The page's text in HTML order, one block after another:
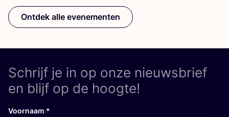
Ontdek alle evenementen
Schrijf je in op onze nieuwsbrief
en blijf op de hoogte!
Voornaam *